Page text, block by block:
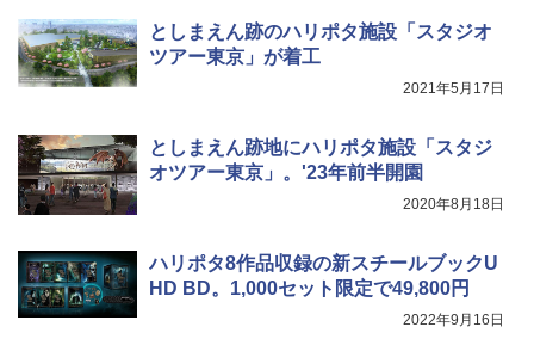
としまえん跡のハリポタ施設「スタジオ
ツアー東京」が着工
2021年5月17日
としまえん跡地にハリポタ施設「スタジ
オツアー東京」。'23年前半開園
2020年8月18日
ハリポタ8作品収録の新スチールブックU
HD BD。1,000セット限定で49,800円
2022年9月16日